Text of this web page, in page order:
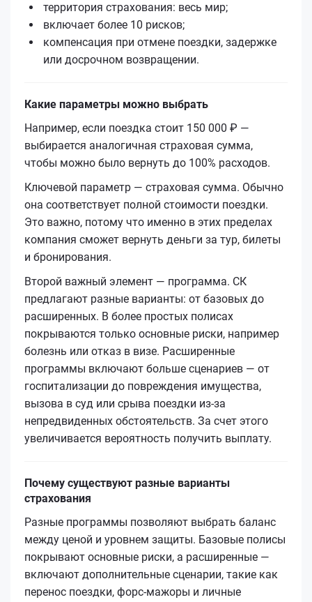
территория страхования: весь мир;
включает более 10 рисков;
компенсация при отмене поездки, задержке
или досрочном возвращении.
Какие параметры можно выбрать
Например, если поездка стоит 150 000 ₽ —
выбирается аналогичная страховая сумма,
чтобы можно было вернуть до 100% расходов.
Ключевой параметр — страховая сумма. Обычно
она соответствует полной стоимости поездки.
Это важно, потому что именно в этих пределах
компания сможет вернуть деньги за тур, билеты
и бронирования.
Второй важный элемент — программа. СК
предлагают разные варианты: от базовых до
расширенных. В более простых полисах
покрываются только основные риски, например
болезнь или отказ в визе. Расширенные
программы включают больше сценариев — от
госпитализации до повреждения имущества,
вызова в суд или срыва поездки из-за
непредвиденных обстоятельств. За счет этого
увеличивается вероятность получить выплату.
Почему существуют разные варианты
страхования
Разные программы позволяют выбрать баланс
между ценой и уровнем защиты. Базовые полисы
покрывают основные риски, а расширенные —
включают дополнительные сценарии, такие как
перенос поездки, форс-мажоры и личные